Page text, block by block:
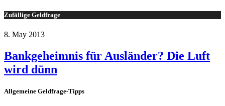
Zufällige Geldfrage
8. May 2013
Bankgeheimnis für Ausländer? Die Luft
wird dünn
Allgemeine Geldfrage-Tipps